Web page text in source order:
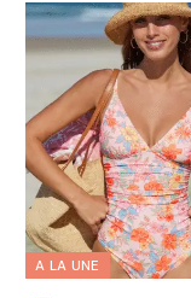
A LA UNE